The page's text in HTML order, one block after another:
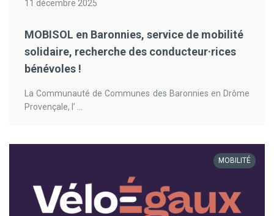
11 décembre 2025
MOBISOL en Baronnies, service de mobilité
solidaire, recherche des conducteur·rices
bénévoles !
La Communauté de Communes des Baronnies en Drôme
Provençale, l’ ...
MOBILITÉ